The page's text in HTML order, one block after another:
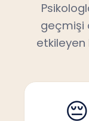
geçmişi
etkileyen
😔